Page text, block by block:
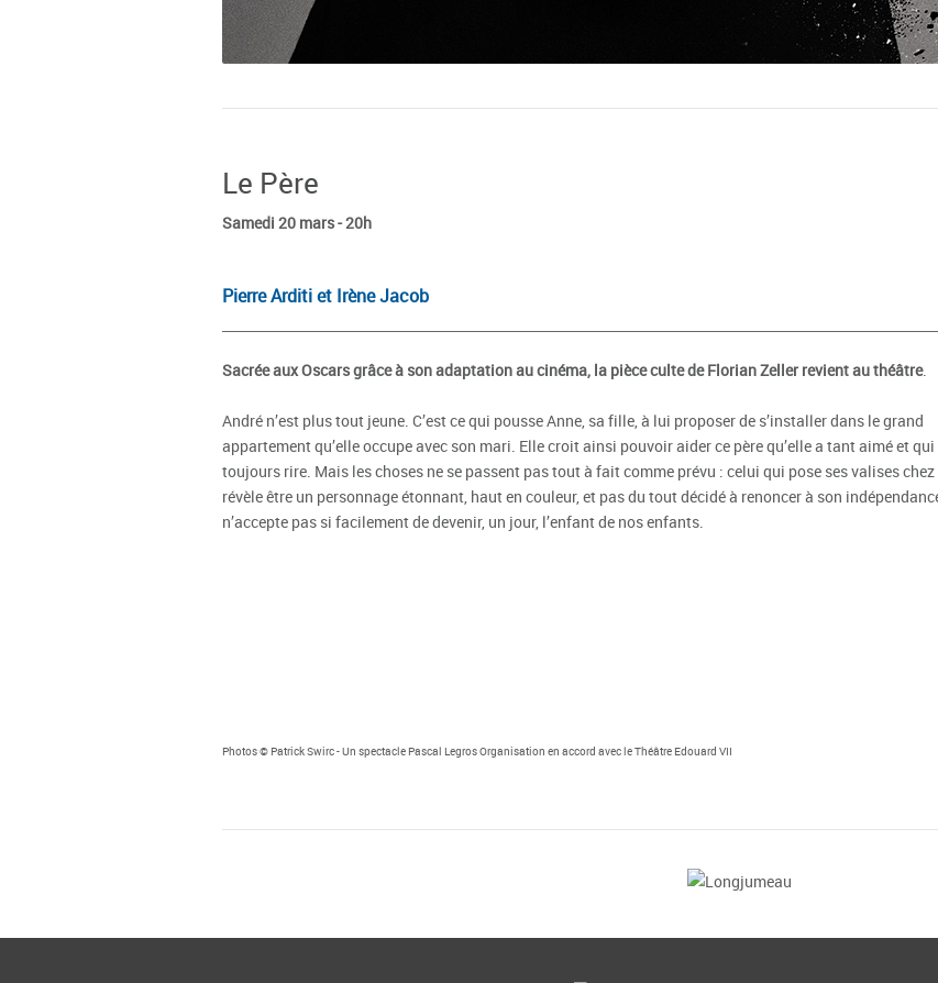
Le Père
Samedi 20 mars - 20h
Pierre Arditi et Irène Jacob
Sacrée aux Oscars grâce à son adaptation au cinéma, la pièce culte de Florian Zeller revient au théâtre.
André n’est plus tout jeune. C’est ce qui pousse Anne, sa fille, à lui proposer de s’installer dans le grand
appartement qu’elle occupe avec son mari. Elle croit ainsi pouvoir aider ce père qu’elle a tant aimé et
toujours rire. Mais les choses ne se passent pas tout à fait comme prévu : celui qui pose ses valises chez
révèle être un personnage étonnant, haut en couleur, et pas du tout décidé à renoncer à son
n’accepte pas si facilement de devenir, un jour, l’enfant de nos enfants.
Photos © Patrick Swirc - Un spectacle Pascal Legros Organisation en accord avec le Théâtre Edouard VII